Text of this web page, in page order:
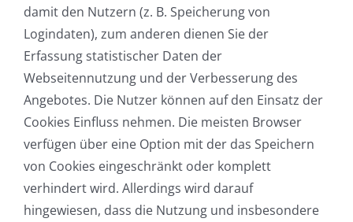
damit den Nutzern (z. B. Speicherung von
Logindaten), zum anderen dienen Sie der
Erfassung statistischer Daten der
Webseitennutzung und der Verbesserung des
Angebotes. Die Nutzer können auf den Einsatz der
Cookies Einfluss nehmen. Die meisten Browser
verfügen über eine Option mit der das Speichern
von Cookies eingeschränkt oder komplett
verhindert wird. Allerdings wird darauf
hingewiesen, dass die Nutzung und insbesondere